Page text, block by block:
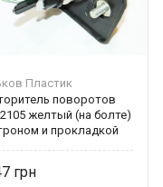
Пластик
поворотов
желтый (на болте)
и прокладкой